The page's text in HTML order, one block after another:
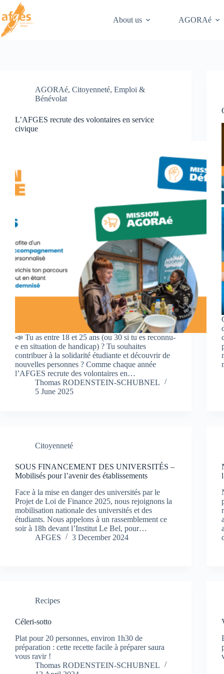
to
content
About us AGORAé
AGORAé, Citoyenneté, Emploi &
Bénévolat
L’AFGES recrute des volontaires en service
civique
📣 Tu as entre 18 et 25 ans (ou 30 si tu es reconnu-
e en situation de handicap) ? Tu souhaites
contribuer à la solidarité étudiante et découvrir de
nouvelles personnes ? Comme chaque année
l’AFGES recrute des volontaires en…
Thomas RODENSTEIN-SCHUBNEL
5 June 2025
Citoyenneté
SOUS FINANCEMENT DES UNIVERSITÉS –
Mobilisés pour l’avenir des établissements
Face à la mise en danger des universités par le
Projet de Loi de Finance 2025, nous rejoignons la
mobilisation nationale des universités et des
étudiants. Nous appelons à un rassemblement ce
soir à 18h devant l’Institut Le Bel, pour…
AFGES
3 December 2024
Recipes
Céleri-sotto
Plat pour 20 personnes, environ 1h30 de
préparation : cette recette facile à préparer saura
vous ravir !
Thomas RODENSTEIN-SCHUBNEL